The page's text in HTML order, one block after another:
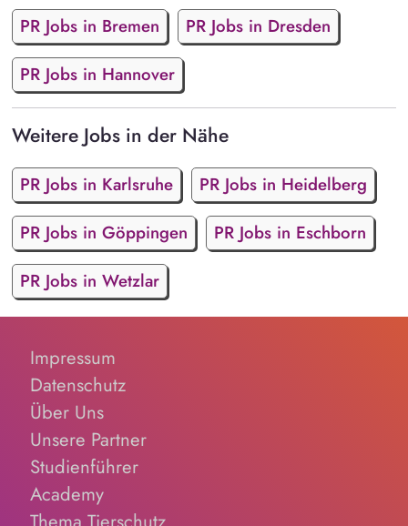
PR Jobs in Bremen
PR Jobs in Dresden
PR Jobs in Hannover
Weitere Jobs in der Nähe
PR Jobs in Karlsruhe
PR Jobs in Heidelberg
PR Jobs in Göppingen
PR Jobs in Eschborn
PR Jobs in Wetzlar
Impressum
Datenschutz
Über Uns
Unsere Partner
Studienführer
Academy